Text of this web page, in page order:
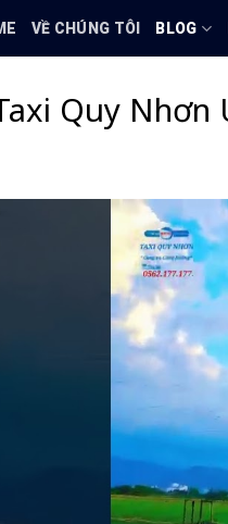
VỀ CHÚNG TÔI BLOG
Quy Nhơn